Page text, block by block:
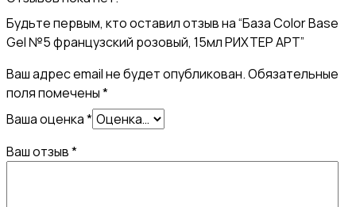
АРТ
Будьте первым, кто оставил отзыв на “База Color Base
Gel №5 французский розовый, 15мл РИХТЕР АРТ”
Ваш адрес email не будет опубликован.Обязательные
поля помечены*
Ваша оценка*
Ваш отзыв*